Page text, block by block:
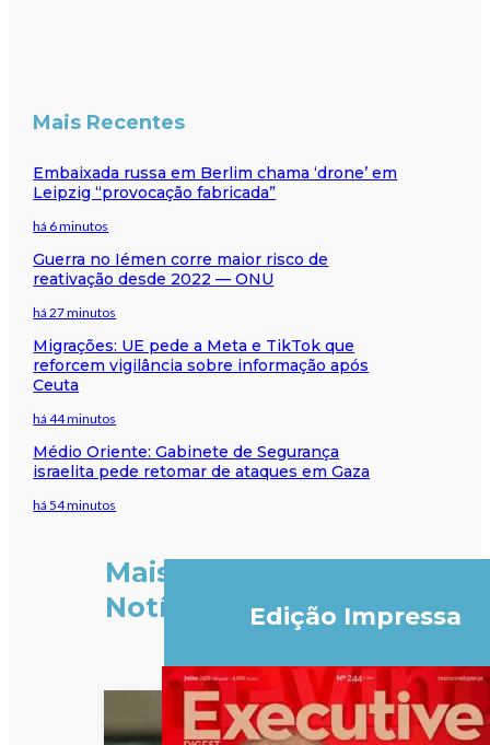
Mais Recentes
Embaixada russa em Berlim chama ‘drone’ em
Leipzig “provocação fabricada”
há 6 minutos
Guerra no Iémen corre maior risco de
reativação desde 2022 — ONU
há 27 minutos
Migrações: UE pede a Meta e TikTok que
reforcem vigilância sobre informação após
Ceuta
há 44 minutos
Médio Oriente: Gabinete de Segurança
israelita pede retomar de ataques em Gaza
há 54 minutos
Mais
Notícias
Edição Impressa